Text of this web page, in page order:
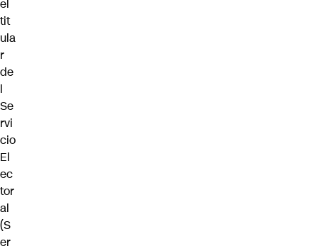
el
tit
ula
r
de
l
Se
rvi
cio
El
ec
tor
al
(S
er